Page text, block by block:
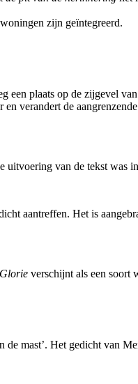
werd
zijn geïntegreerd.
een plaats op de zijgevel
verandert de
van de tekst was
aantreffen. Het is
Glorie verschijnt als een soort
mast’. Het gedicht van